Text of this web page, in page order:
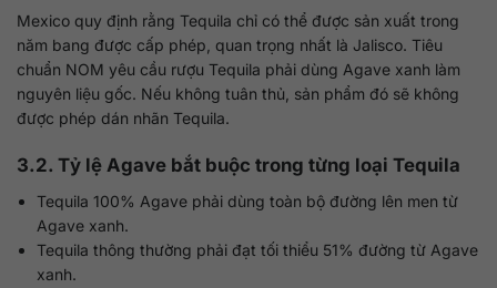
Mexico quy định rằng Tequila chỉ có thể được sản xuất trong
năm bang được cấp phép, quan trọng nhất là Jalisco. Tiêu
chuẩn NOM yêu cầu rượu Tequila phải dùng Agave xanh làm
nguyên liệu gốc. Nếu không tuân thủ, sản phẩm đó sẽ không
được phép dán nhãn Tequila.
3.2. Tỷ lệ Agave bắt buộc trong từng loại Tequila
Tequila 100% Agave phải dùng toàn bộ đường lên men từ
Agave xanh.
Tequila thông thường phải đạt tối thiểu 51% đường từ Agave
xanh.